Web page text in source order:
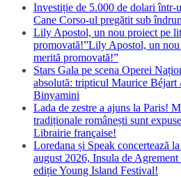
Investiție de 5.000 de dolari
Cane Corso-ul pregătit sub
Lily Apostol, un nou proiect pe
promovată!”Lily Apostol, un
merită promovată!”
Stars Gala pe scena Operei
absolută: tripticul Maurice Béjart
Binyamini
Lada de zestre a ajuns la Paris!
tradiționale românești sunt
Librairie française!
Loredana și Speak concertează
august 2026, Insula de
ediție Young Island Festival!